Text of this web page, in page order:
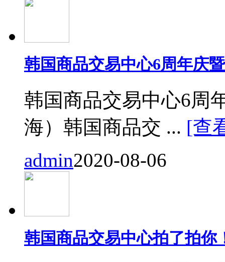
韩国商品交易中心6周年庆
韩国商品交易中心6周
海）韩国商品交 ... [查
admin2020-08-06
韩国商品交易中心拍了拍你